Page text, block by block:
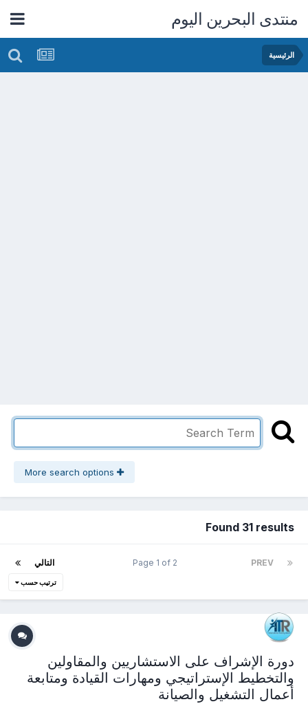
منتدى البحرين اليوم
الرئيسية
Found 31 results
PREV التالي Page 1 of 2
ترتيب حسب
دورة الإشراف على الاستشاريين والمقاولين
والتخطيط الإستراتيجي ومهارات القيادة ومتابعة
أعمال التشغيل والصيانة